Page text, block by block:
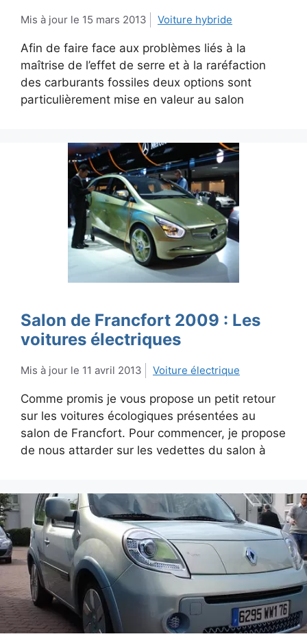
15 mars 2013 Voiture hybride
Afin de faire face aux problèmes liés à la
maîtrise de l’effet de serre et à la raréfaction
des carburants fossiles deux options sont
particulièrement mise en valeur au salon
Salon de Francfort 2009 : Les
voitures électriques
11 avril 2013 Voiture électrique
Comme promis je vous propose un petit retour
sur les voitures écologiques présentées au
salon de Francfort. Pour commencer, je propose
de nous attarder sur les vedettes du salon à